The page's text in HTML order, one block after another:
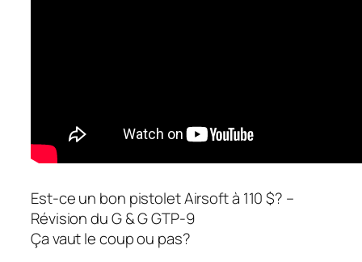
Est-ce un bon pistolet Airsoft à 110 $? –
Révision du G & G GTP-9
Ça vaut le coup ou pas?